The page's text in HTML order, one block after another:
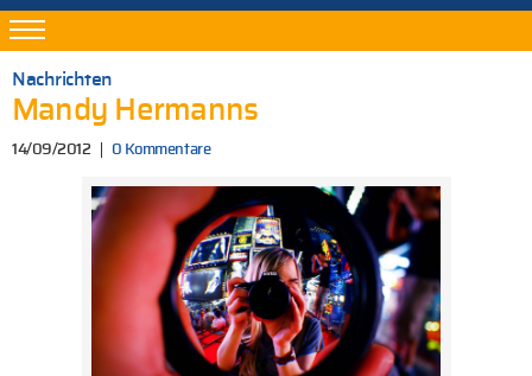
Nachrichten
Mandy Hermanns
14/09/2012 0 Kommentare